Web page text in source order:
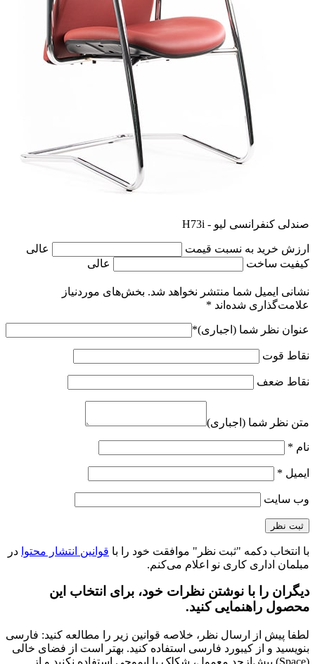
صندلی کنفرانسی لیو - H73i
ارزش خرید به نسبت قیمت
عالی
کیفیت ساخت
عالی
نشانی ایمیل شما منتشر نخواهد شد. بخش‌های موردنیاز
علامت‌گذاری شده‌اند *
عنوان نظر شما (اجباری)*
نقاط قوت
نقاط ضعف
متن نظر شما (اجباری)
نام *
ایمیل *
وب‌ سایت
با انتخاب دکمه "ثبت نظر" موافقت خود را با قوانین انتشار محتوا در
مبلمان اداری کاری نو اعلام می‌کنم.
دیگران را با نوشتن نظرات خود، برای انتخاب این
محصول راهنمایی کنید.
لطفا پیش از ارسال نظر، خلاصه قوانین زیر را مطالعه کنید: فارسی
بنویسید و از کیبورد فارسی استفاده کنید. بهتر است از فضای خالی